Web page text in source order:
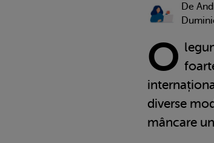
De
O
diverse
mâncare